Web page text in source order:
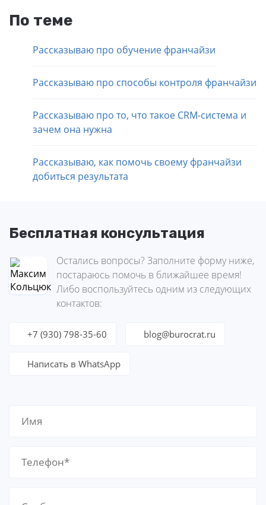
По теме
Рассказываю про обучение франчайзи
Рассказываю про способы контроля франчайзи
Рассказываю про то, что такое CRM-система и
зачем она нужна
Рассказываю, как помочь своему франчайзи
добиться результата
Бесплатная консультация
Остались вопросы? Заполните форму ниже,
постараюсь помочь в ближайшее время!
Либо воспользуйтесь одним из следующих
контактов:
+7 (930) 798-35-60 blog@burocrat.ru
Написать в WhatsApp